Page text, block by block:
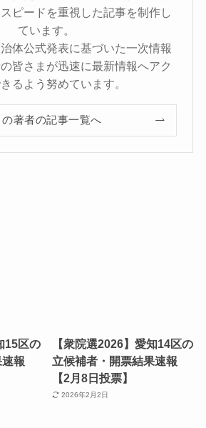
ピードを重視した記事を制作し
ています。
体公式発表に基づいた一次情報
皆さまが迅速に最新情報へアク
るよう努めています。
の著者の記事一覧へ
15区の
報
【衆院選2026】愛知14区の
立候補者・開票結果速報
【2月8日投票】
2026年2月2日